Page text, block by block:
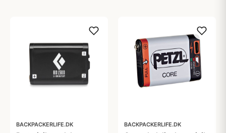
BACKPACKERLIFE.DK BACKPACKERLIFE.DK